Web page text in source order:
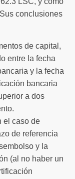
conclusiones
de capital,
entre la fecha
y la fecha
bancaria
a dos
el caso de
de referencia
y la
(al no haber un